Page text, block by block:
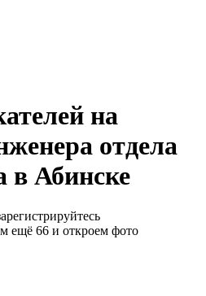
на
отдела
в Абинске
ещё 66 и откроем фото